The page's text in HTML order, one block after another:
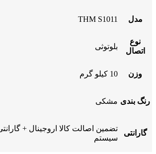
مدل THM S1011
نوع
اتصال
بلوتوثی
وزن 10 کیلو گرم
رنگ بندی مشکی
گارانتی
تضمین اصالت کالا اروجینال +
سیستم